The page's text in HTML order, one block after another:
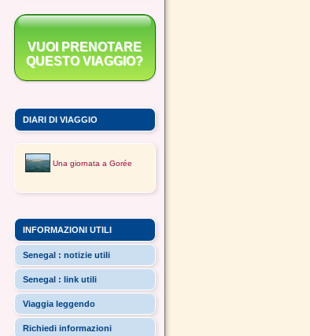
VUOI PRENOTARE
QUESTO VIAGGIO?
DIARI DI VIAGGIO
Una giornata a Gorée
INFORMAZIONI UTILI
Senegal : notizie utili
Senegal : link utili
Viaggia leggendo
Richiedi informazioni